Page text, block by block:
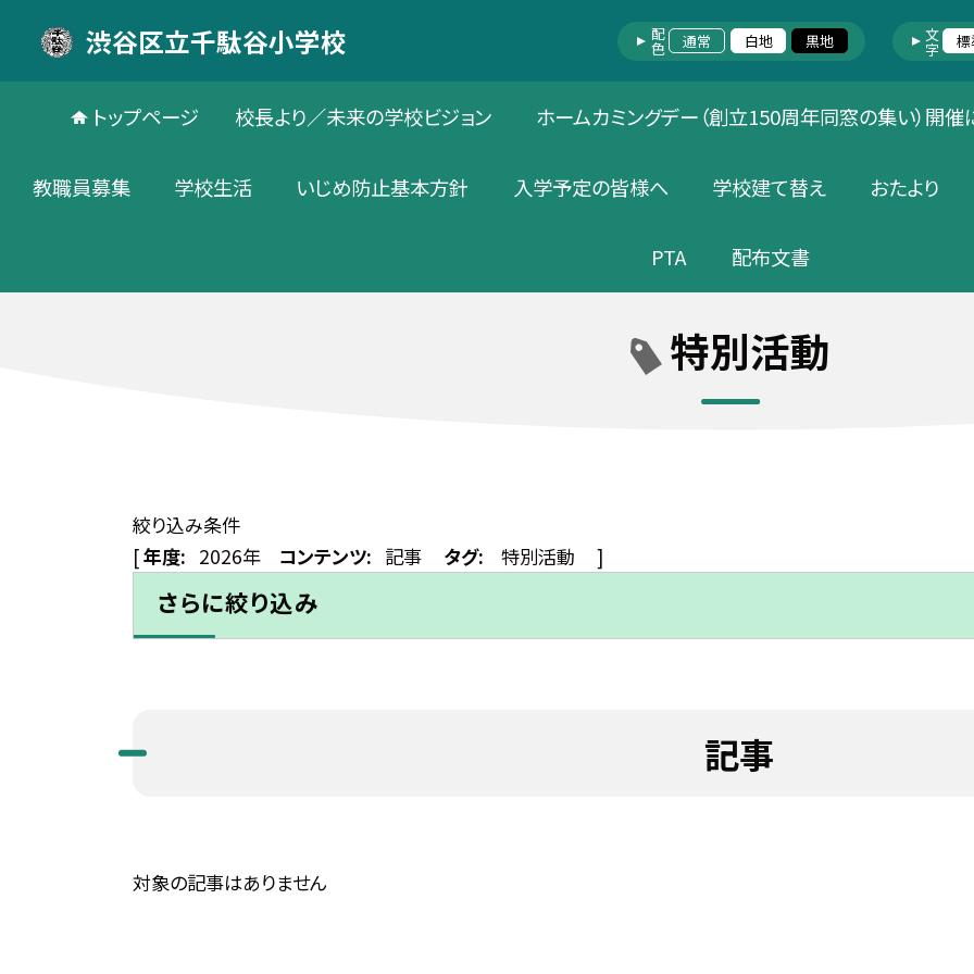
渋谷区立千駄谷小学校 配色 通常 白地 黒地 文字
トップページ 校長より／未来の学校ビジョン ホームカミングデー（創立150周年同窓の集い）開催
教職員募集 学校生活 いじめ防止基本方針 入学予定の皆様へ 学校建て替え おたより
PTA 配布文書
特別活動
絞り込み条件
[年度: 2026年 コンテンツ: 記事 タグ: 特別活動 ]
さらに絞り込み
記事
対象の記事はありません